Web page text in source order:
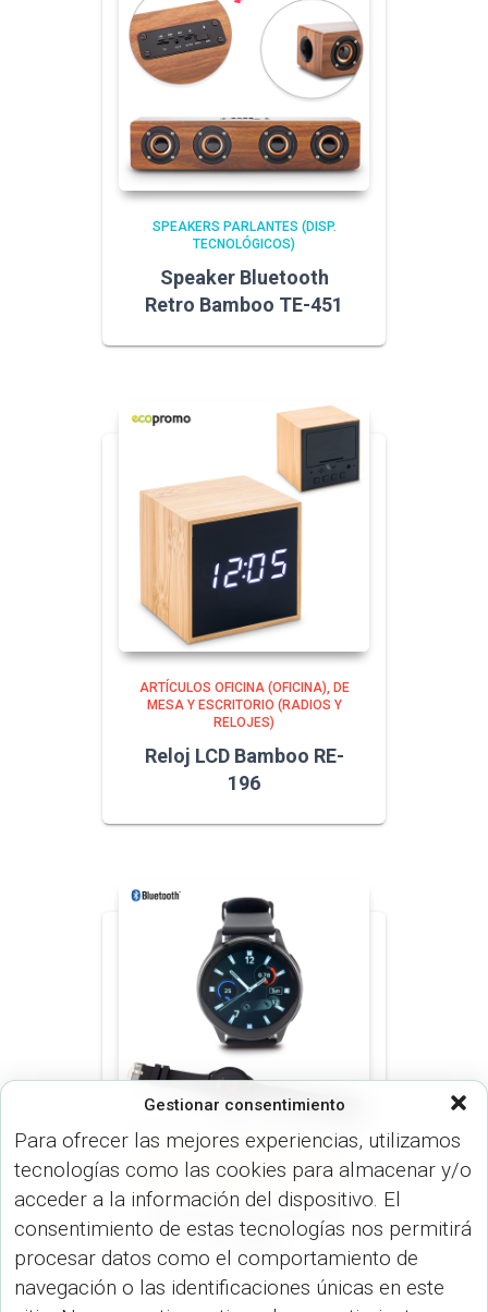
Gestionar consentimiento
Para ofrecer las mejores experiencias, utilizamos
tecnologías como las cookies para almacenar y/o
acceder a la información del dispositivo. El
consentimiento de estas tecnologías nos permitirá
procesar datos como el comportamiento de
navegación o las identificaciones únicas en este
SPEAKERS PARLANTES (DISP.
TECNOLÓGICOS)
Speaker Bluetooth
Retro Bamboo TE-451
ARTÍCULOS OFICINA (OFICINA)
DE
MESA Y ESCRITORIO (RADIOS Y
RELOJES)
Reloj LCD Bamboo RE-
196
DE PULSO (RADIOS Y RELOJES)
RELOJES (RADIOS Y RELOJES)
Reloj Inteligente Kash